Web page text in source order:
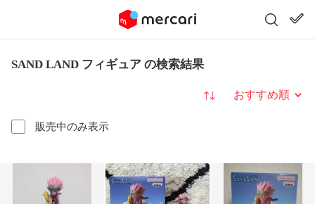
SAND LAND フィギュア の検索結果
販売中のみ表示
並び替え